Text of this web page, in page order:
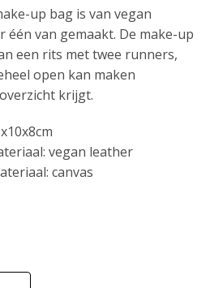
up bag is van vegan
één van gemaakt. De make-up
een rits met twee runners,
open kan maken
krijgt.
vegan leather
canvas